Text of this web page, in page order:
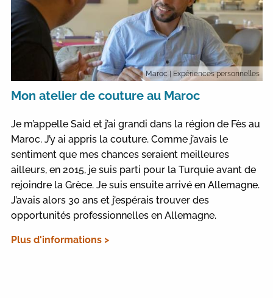
Maroc | Expériences personnelles
Mon atelier de couture au Maroc
Je m’appelle Said et j’ai grandi dans la région de Fès au
Maroc. J’y ai appris la couture. Comme j’avais le
sentiment que mes chances seraient meilleures
ailleurs, en 2015, je suis parti pour la Turquie avant de
rejoindre la Grèce. Je suis ensuite arrivé en Allemagne.
J’avais alors 30 ans et j’espérais trouver des
opportunités professionnelles en Allemagne.
Plus d'informations >